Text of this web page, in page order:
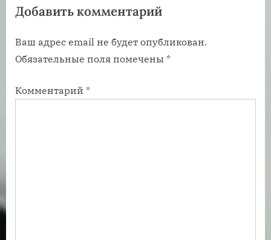
з
п
и
ь
з
п
и
ь
Добавить комментарий
Ваш адрес email не будет опубликован.
Обязательные поля помечены *
Комментарий *